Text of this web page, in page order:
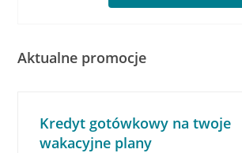
Aktualne promocje
Kredyt gotówkowy na twoje
wakacyjne plany